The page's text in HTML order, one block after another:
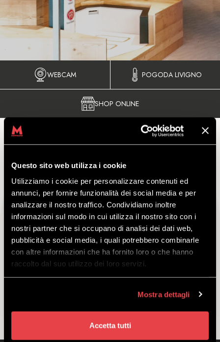
Questo sito web utilizza i cookie
Utilizziamo i cookie per personalizzare contenuti ed
annunci, per fornire funzionalità dei social media e per
analizzare il nostro traffico. Condividiamo inoltre
informazioni sul modo in cui utilizza il nostro sito con i
nostri partner che si occupano di analisi dei dati web,
pubblicità e social media, i quali potrebbero combinarle
con altre informazioni che ha fornito loro o che hanno
raccolto dal suo utilizzo dei loro servizi.
Mostra dettagli
Accetta tutti
WEBCAM POGODA LIVIGNO
SHOP ONLINE
WINTER ALL INCLUSIVE
WINTER ALL INCLUSIVE
SNOWBOARD